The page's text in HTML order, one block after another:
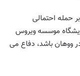
حمله احتمالی
بسته شدن داده های سال ۲۰۱۹ آزمایشگاه موسسه ویروس
ووهان باشد، دفاع می